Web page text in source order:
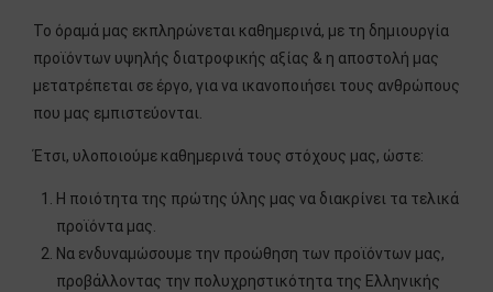
Το όραμά μας εκπληρώνεται καθημερινά, με τη δημιουργία
προϊόντων υψηλής διατροφικής αξίας & η αποστολή μας
μετατρέπεται σε έργο, για να ικανοποιήσει τους ανθρώπους
που μας εμπιστεύονται.
Έτσι, υλοποιούμε καθημερινά τους στόχους μας, ώστε:
Η ποιότητα της πρώτης ύλης μας να διακρίνει τα τελικά
προϊόντα μας.
Να ενδυναμώσουμε την προώθηση των προϊόντων μας,
προβάλλοντας την πολυχρηστικότητα της Ελληνικής